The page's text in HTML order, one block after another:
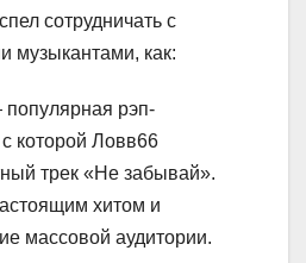
сотрудничать с
музыкантами, как:
рэп-
которой Ловв66
трек «Не забывай».
хитом и
массовой аудитории.